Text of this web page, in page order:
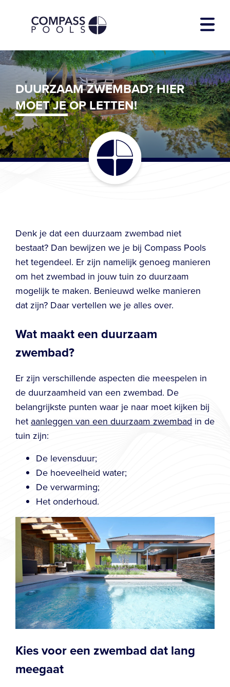
Zwembadmodellen
Diensten
Over Compass
Showtuin
Contact
Download E-book
DUURZAAM ZWEMBAD? HIER
MOET JE OP LETTEN!
Denk je dat een duurzaam zwembad niet
bestaat? Dan bewijzen we je bij Compass Pools
het tegendeel. Er zijn namelijk genoeg manieren
om het zwembad in jouw tuin zo duurzaam
mogelijk te maken. Benieuwd welke manieren
dat zijn? Daar vertellen we je alles over.
Wat maakt een duurzaam
zwembad?
Er zijn verschillende aspecten die meespelen in
de duurzaamheid van een zwembad. De
belangrijkste punten waar je naar moet kijken bij
het aanleggen van een duurzaam zwembad in de
tuin zijn:
De levensduur;
De hoeveelheid water;
De verwarming;
Het onderhoud.
Kies voor een zwembad dat lang
meegaat